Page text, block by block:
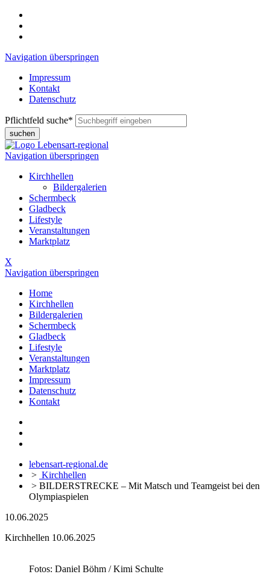
Navigation überspringen
Impressum
Kontakt
Datenschutz
Pflichtfeld suche*
suchen
Navigation überspringen
Kirchhellen
Bildergalerien
Schermbeck
Gladbeck
Lifestyle
Veranstaltungen
Marktplatz
X
Navigation überspringen
Home
Kirchhellen
Bildergalerien
Schermbeck
Gladbeck
Lifestyle
Veranstaltungen
Marktplatz
Impressum
Datenschutz
Kontakt
lebensart-regional.de
> Kirchhellen
> BILDERSTRECKE – Mit Matsch und Teamgeist bei den
Olympiaspielen
10.06.2025
Kirchhellen 10.06.2025
Fotos: Daniel Böhm / Kimi Schulte